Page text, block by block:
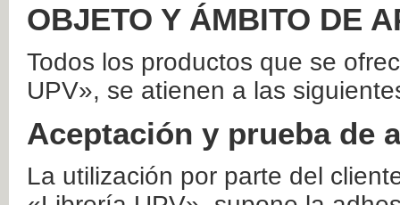
OBJETO Y ÁMBITO DE
Todos los productos que se
UPV», se atienen a las
Aceptación y prueba de
La utilización por parte del